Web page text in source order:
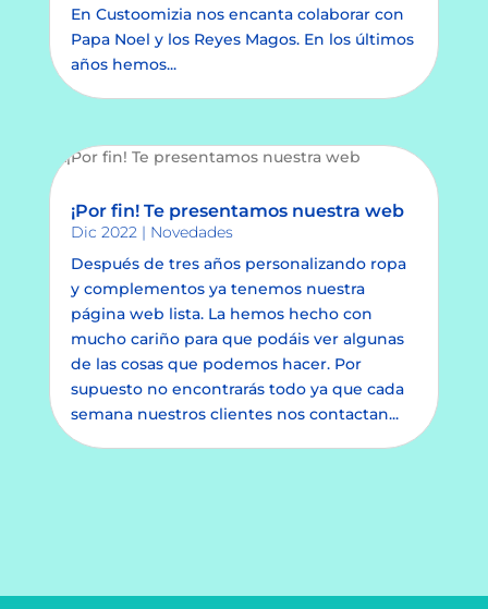
En Custoomizia nos encanta colaborar con
Papa Noel y los Reyes Magos. En los últimos
años hemos...
¡Por fin! Te presentamos nuestra web
Dic 2022 | Novedades
Después de tres años personalizando ropa
y complementos ya tenemos nuestra
página web lista. La hemos hecho con
mucho cariño para que podáis ver algunas
de las cosas que podemos hacer. Por
supuesto no encontrarás todo ya que cada
semana nuestros clientes nos contactan...